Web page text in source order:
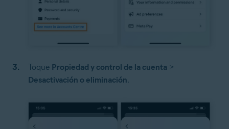
Toque Propiedad y control de la cuenta >
Desactivación o eliminación.